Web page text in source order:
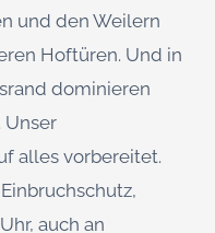
und den Weilern
Hoftüren. Und in
dominieren
Unser
alles vorbereitet.
auch an